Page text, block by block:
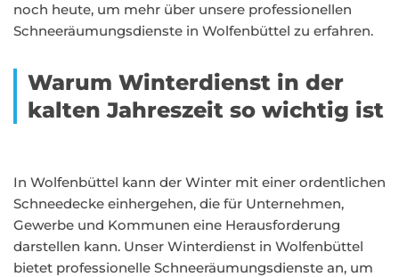
noch heute, um mehr über unsere professionellen
Schneeräumungsdienste in Wolfenbüttel zu erfahren.
Warum Winterdienst in der
kalten Jahreszeit so wichtig ist
In Wolfenbüttel kann der Winter mit einer ordentlichen
Schneedecke einhergehen, die für Unternehmen,
Gewerbe und Kommunen eine Herausforderung
darstellen kann. Unser Winterdienst in Wolfenbüttel
bietet professionelle Schneeräumungsdienste an, um